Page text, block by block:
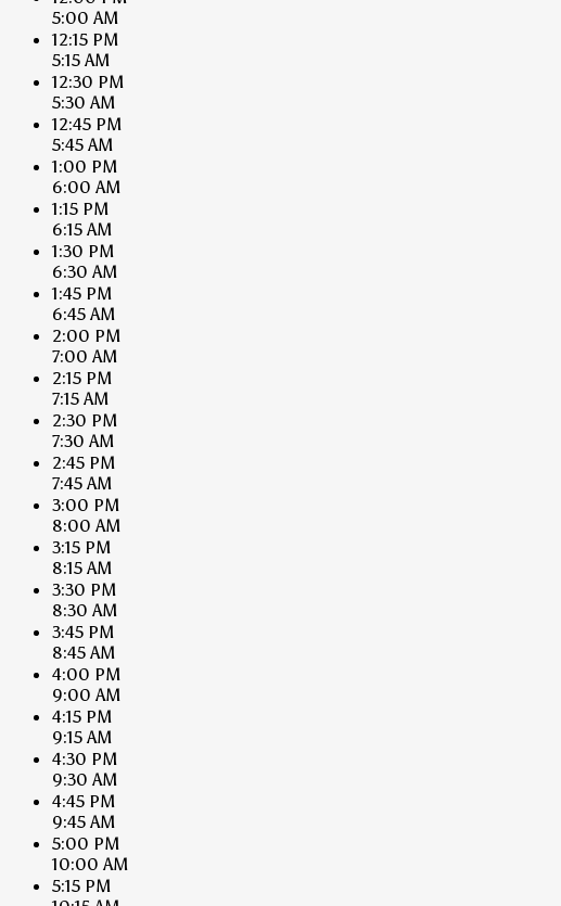
5:00 AM
12:15 PM
5:15 AM
12:30 PM
5:30 AM
12:45 PM
5:45 AM
1:00 PM
6:00 AM
1:15 PM
6:15 AM
1:30 PM
6:30 AM
1:45 PM
6:45 AM
2:00 PM
7:00 AM
2:15 PM
7:15 AM
2:30 PM
7:30 AM
2:45 PM
7:45 AM
3:00 PM
8:00 AM
3:15 PM
8:15 AM
3:30 PM
8:30 AM
3:45 PM
8:45 AM
4:00 PM
9:00 AM
4:15 PM
9:15 AM
4:30 PM
9:30 AM
4:45 PM
9:45 AM
5:00 PM
10:00 AM
5:15 PM